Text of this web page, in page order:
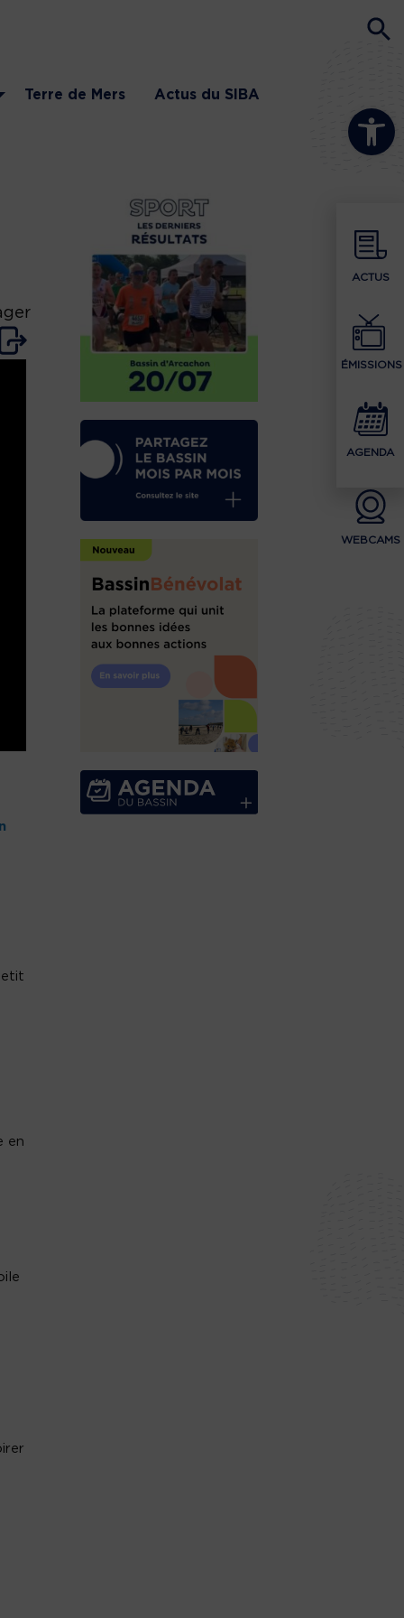
Ouvrir la
ACTUS
ÉMISSIONS
AGENDA
WEBCAMS
Terre de Mers Actus du SIBA
en